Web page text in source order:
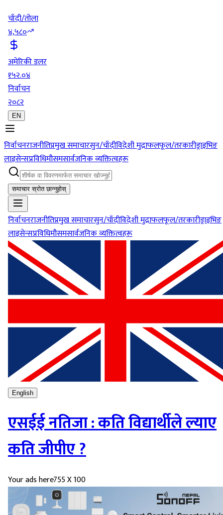
चाँदी/तोला
४,५८०
अमेरिकी डलर
१५२.०४
निर्वाचन
२०८२
EN
निर्वाचनराजनीतिप्रमुख समाचारसुन/चाँदीविदेशी मुद्राफलफूल/तरकारीड्राइभिङ
लाइसेन्सप्रविधिमौसमसार्वजनिक व्यक्तित्वहरू
समाचार स्रोत छान्नुहोस्
निर्वाचनराजनीतिप्रमुख समाचारसुन/चाँदीविदेशी मुद्राफलफूल/तरकारीड्राइभिङ
लाइसेन्सप्रविधिमौसमसार्वजनिक व्यक्तित्वहरू
English
एसईई नतिजा : कति विद्यार्थीले ल्याए
कति जीपीए ?
Your ads here755 X 100